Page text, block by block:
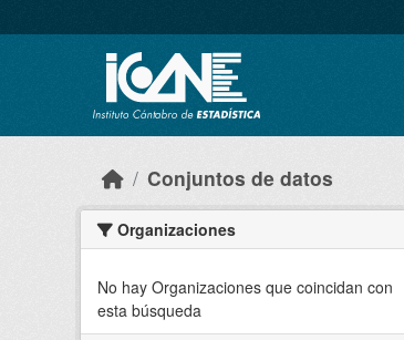
Conjuntos de datos
Organizaciones
No hay Organizaciones que coincidan con
esta búsqueda